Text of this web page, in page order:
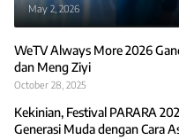
May 2, 2026
WeTV Always More 2026
dan Meng Ziyi
October 28, 2025
Kekinian, Festival PARARA
Generasi Muda dengan Cara